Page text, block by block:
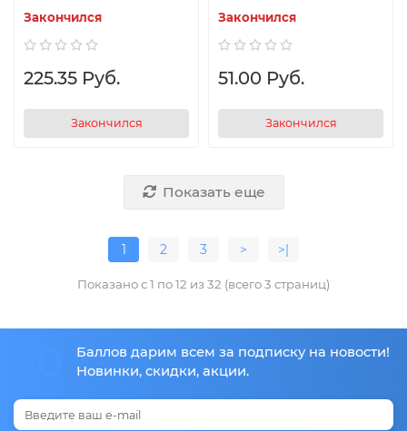
Закончился
225.35 Руб.
Закончился
Закончился
51.00 Руб.
Закончился
Показать еще
1 2 3 > >|
Показано с 1 по 12 из 32 (всего 3 страниц)
Баллов дарим всем за подписку на новости!
Новинки, скидки, акции.